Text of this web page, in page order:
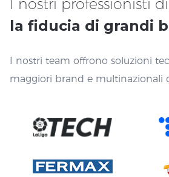
I nostri professionisti
la fiducia di grandi
I nostri team offrono soluzioni
maggiori brand e multinazionali